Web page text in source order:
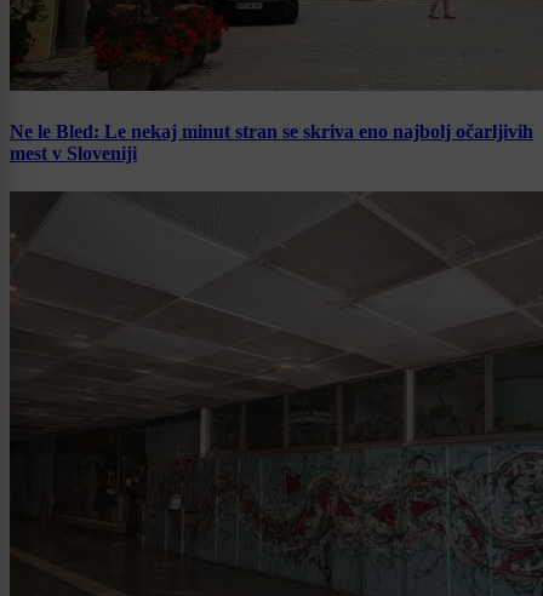
Ne le Bled: Le nekaj minut stran se skriva eno najbolj očarljivih
mest v Sloveniji